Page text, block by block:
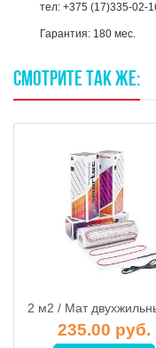
тел: +375 (17)335-02-
Гарантия: 180 мес.
СМОТРИТЕ ТАКЖЕ:
235.00 руб.